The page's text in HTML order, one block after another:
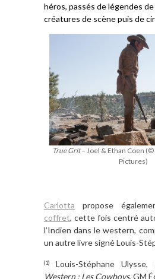
héros, passés de légendes
créatures de scène puis de
True Grit– Joel & Ethan Coen
Pictures)
Carlotta propose
coffret, cette fois centré
l’Indien dans le western,
un autre livre signé Louis-
(1) Louis-Stéphane Ulysse,
Western : Les Cowboys, GM